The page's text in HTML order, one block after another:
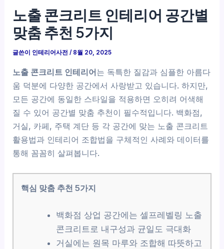
노출 콘크리트 인테리어 공간별
맞춤 추천 5가지
글쓴이 인테리어사전/ 8월 20, 2025
노출 콘크리트 인테리어는 독특한 질감과 심플한 아름다
움 덕분에 다양한 공간에서 사랑받고 있습니다. 하지만,
모든 공간에 동일한 스타일을 적용하면 오히려 어색해
질 수 있어 공간별 맞춤 추천이 필수적입니다. 백화점,
거실, 카페, 주택 계단 등 각 공간에 맞는 노출 콘크리트
활용법과 인테리어 조합법을 구체적인 사례와 데이터를
통해 꼼꼼히 살펴봅니다.
핵심 맞춤 추천 5가지
백화점 상업 공간에는 셀프레벨링 노출
콘크리트로 내구성과 균일도 극대화
거실에는 원목 마루와 조합해 따뜻하고